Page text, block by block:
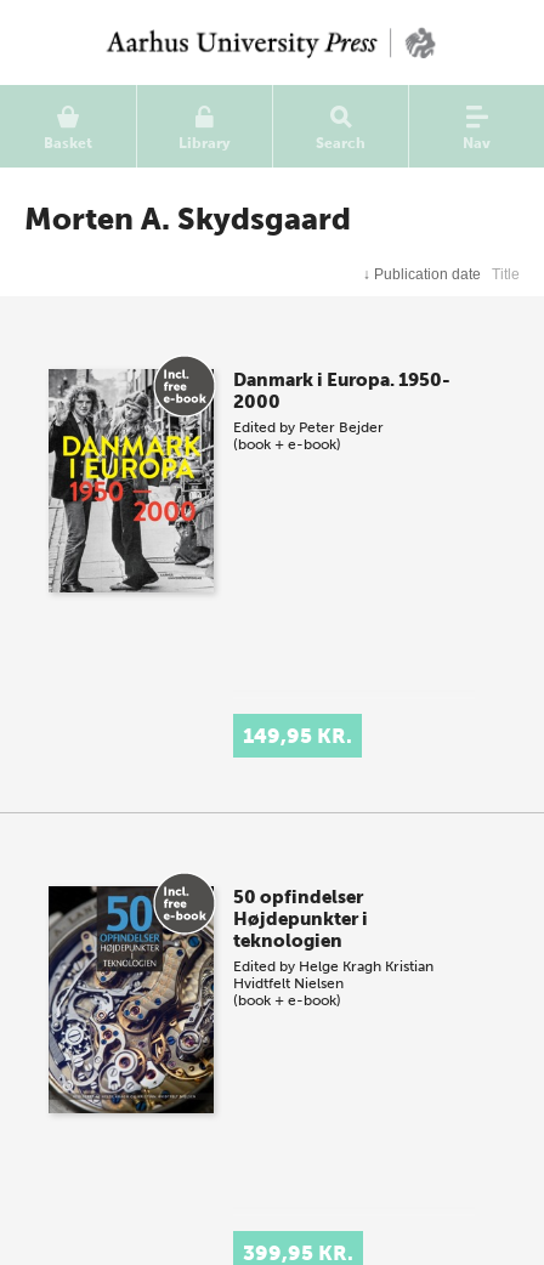
Basket Library Search Nav
Morten A. Skydsgaard
↓ Publication date Title
Danmark i Europa. 1950-
2000
Edited by Peter Bejder
(book + e-book)
149,95 KR.
50 opfindelser
Højdepunkter i
teknologien
Edited by Helge Kragh Kristian
Hvidtfelt Nielsen
(book + e-book)
399,95 KR.